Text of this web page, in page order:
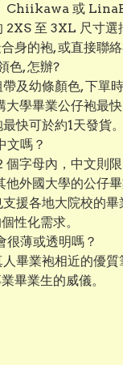
Chiikawa 或
2XS 至 3XL 尺寸
身的袍, 或直接聯
色, 怎辦?
及幼條顏色, 下單
學畢業公仔袍最
快可於約1天發貨
文嗎？
字母內，中文則
外國大學的公仔畢
援各地大院校的
性化需求。
很薄或透明嗎？
畢業袍相近的優
畢業生的威儀。